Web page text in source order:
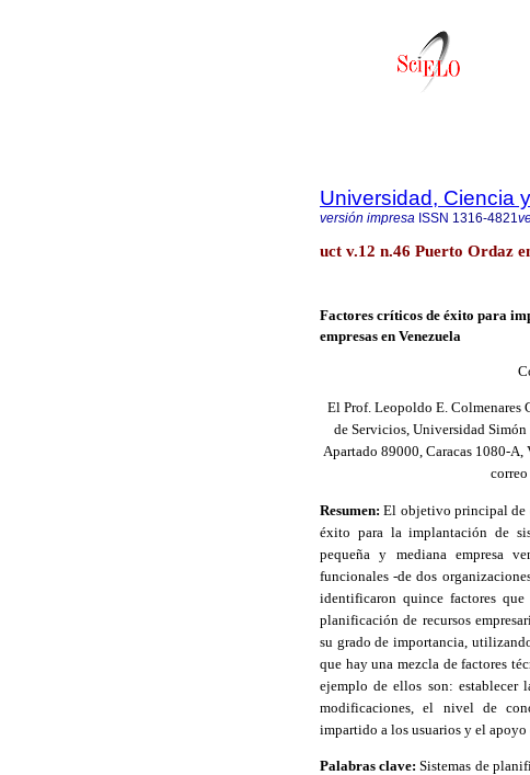
Universidad, Ciencia
versión impresa ISSN 1316-4821
uct v.12 n.46 Puerto Ordaz
Factores críticos de éxito para
empresas en Venezuela
El Prof. Leopoldo E. Colmenares
de Servicios, Universidad
Apartado 89000, Caracas 1080-
Resumen: El objetivo principal de
éxito para la implantación de
pequeña y mediana empresa
funcionales -de dos
identificaron quince factores
planificación de recursos
su grado de importancia,
que hay una mezcla de factores
ejemplo de ellos son: establecer
modificaciones, el nivel de
impartido a los usuarios y el apoyo
Palabras clave: Sistemas de